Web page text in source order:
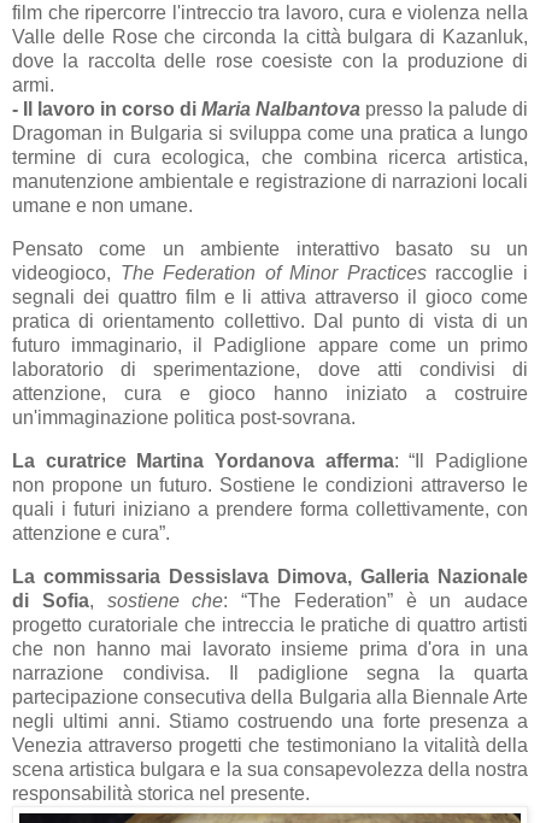
film che ripercorre l'intreccio tra lavoro, cura e violenza nella
Valle delle Rose che circonda la città bulgara di Kazanluk,
dove la raccolta delle rose coesiste con la produzione di
armi.
- Il lavoro in corso di Maria Nalbantova presso la palude di
Dragoman in Bulgaria si sviluppa come una pratica a lungo
termine di cura ecologica, che combina ricerca artistica,
manutenzione ambientale e registrazione di narrazioni locali
umane e non umane.
Pensato come un ambiente interattivo basato su un
videogioco, The Federation of Minor Practicesraccoglie i
segnali dei quattro film e li attiva attraverso il gioco come
pratica di orientamento collettivo. Dal punto di vista di un
futuro immaginario, il Padiglione appare come un primo
laboratorio di sperimentazione, dove atti condivisi di
attenzione, cura e gioco hanno iniziato a costruire
un'immaginazione politica post-sovrana.
La curatrice Martina Yordanova afferma: “Il Padiglione
non propone un futuro. Sostiene le condizioni attraverso le
quali i futuri iniziano a prendere forma collettivamente, con
attenzione e cura”.
La commissaria Dessislava Dimova, Galleria Nazionale
di Sofia, sostiene che: “The Federation” è un audace
progetto curatoriale che intreccia le pratiche di quattro artisti
che non hanno mai lavorato insieme prima d'ora in una
narrazione condivisa. Il padiglione segna la quarta
partecipazione consecutiva della Bulgaria alla Biennale Arte
negli ultimi anni. Stiamo costruendo una forte presenza a
Venezia attraverso progetti che testimoniano la vitalità della
scena artistica bulgara e la sua consapevolezza della nostra
responsabilità storica nel presente.